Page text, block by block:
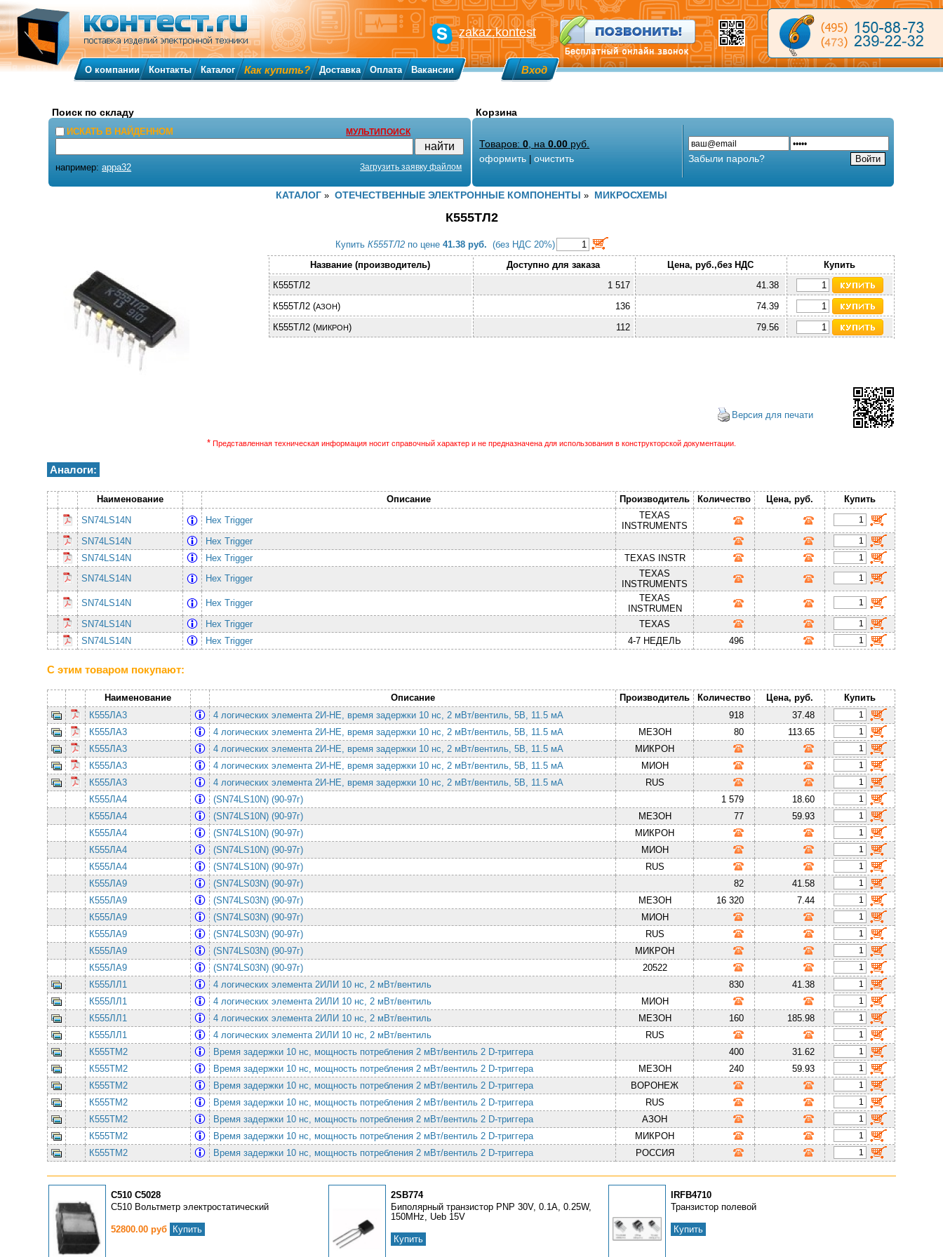
К555ТЛ2
Купить К555ТЛ2по цене 41.38 руб. (без НДС 20%)
Название (производитель)
Доступно для заказа Цена, руб.,без НДС
Купить
К555ТЛ2
1 517
41.38
К555ТЛ2 (АЗОН) 136
74.39
К555ТЛ2 (МИКРОН) 112 79.56
Версия для печати
* Представленная техническая информация носит справочный характер и не предназначена для использования в конструкторской документации.
КАТАЛОГ» ОТЕЧЕСТВЕННЫЕ ЭЛЕКТРОННЫЕ КОМПОНЕНТЫ » МИКРОСХЕМЫ
Аналоги:
Наименование Описание Производитель Количество Цена, руб.
Купить
SN74LS14N
Hex Trigger
TEXAS
INSTRUMENTS
SN74LS14N
Hex Trigger
SN74LS14N
Hex Trigger
TEXAS INSTR
SN74LS14N
Hex Trigger
TEXAS
INSTRUMENTS
SN74LS14N
Hex Trigger
TEXAS
INSTRUMEN
SN74LS14N
Hex Trigger
TEXAS
SN74LS14N
Hex Trigger 4-7 НЕДЕЛЬ 496
С этим товаром покупают:
Наименование Описание Производитель Количество Цена, руб.
Купить
К555ЛА3
4 логических элемента 2И-НЕ, время задержки 10 нс, 2 мВт/вентиль, 5В, 11.5 мА 918
37.48
К555ЛА3
4 логических элемента 2И-НЕ, время задержки 10 нс, 2 мВт/вентиль, 5В, 11.5 мА МЕЗОН 80
113.65
К555ЛА3
4 логических элемента 2И-НЕ, время задержки 10 нс, 2 мВт/вентиль, 5В, 11.5 мА
МИКРОН
К555ЛА3
4 логических элемента 2И-НЕ, время задержки 10 нс, 2 мВт/вентиль, 5В, 11.5 мА
МИОН
К555ЛА3
4 логических элемента 2И-НЕ, время задержки 10 нс, 2 мВт/вентиль, 5В, 11.5 мА
RUS
К555ЛА4
(SN74LS10N) (90-97г) 1 579
18.60
К555ЛА4
(SN74LS10N) (90-97г) МЕЗОН 77
59.93
К555ЛА4
(SN74LS10N) (90-97г)
МИКРОН
К555ЛА4
(SN74LS10N) (90-97г)
МИОН
К555ЛА4
(SN74LS10N) (90-97г)
RUS
К555ЛА9
(SN74LS03N) (90-97г) 82
41.58
К555ЛА9
(SN74LS03N) (90-97г) МЕЗОН 16 320
7.44
К555ЛА9
(SN74LS03N) (90-97г)
МИОН
К555ЛА9
(SN74LS03N) (90-97г)
RUS
К555ЛА9
(SN74LS03N) (90-97г)
МИКРОН
К555ЛА9
(SN74LS03N) (90-97г)
20522
К555ЛЛ1
4 логических элемента 2ИЛИ 10 нс, 2 мВт/вентиль 830
41.38
К555ЛЛ1
4 логических элемента 2ИЛИ 10 нс, 2 мВт/вентиль
МИОН
К555ЛЛ1
4 логических элемента 2ИЛИ 10 нс, 2 мВт/вентиль МЕЗОН 160
185.98
К555ЛЛ1
4 логических элемента 2ИЛИ 10 нс, 2 мВт/вентиль
RUS
К555ТМ2
Время задержки 10 нс, мощность потребления 2 мВт/вентиль 2 D-триггера 400
31.62
К555ТМ2
Время задержки 10 нс, мощность потребления 2 мВт/вентиль 2 D-триггера МЕЗОН 240
59.93
К555ТМ2
Время задержки 10 нс, мощность потребления 2 мВт/вентиль 2 D-триггера
ВОРОНЕЖ
К555ТМ2
Время задержки 10 нс, мощность потребления 2 мВт/вентиль 2 D-триггера
RUS
К555ТМ2
Время задержки 10 нс, мощность потребления 2 мВт/вентиль 2 D-триггера
АЗОН
К555ТМ2
Время задержки 10 нс, мощность потребления 2 мВт/вентиль 2 D-триггера
МИКРОН
К555ТМ2
Время задержки 10 нс, мощность потребления 2 мВт/вентиль 2 D-триггера РОССИЯ
С510 С5028
С510 Вольтметр электростатический
52800.00 руб Купить
2SB774
Биполярный транзистор PNP 30V, 0.1A, 0.25W,
150MHz, Ueb 15V
Купить
IRFB4710
Транзистор полевой
Купить
zakaz.kontest
О компании Контакты Каталог Как купить? Доставка Оплата Вакансии Вход
Поиск по складу
ИСКАТЬ В НАЙДЕННОМ МУЛЬТИПОИСК
например:appa32 Загрузить заявку файлом
Корзина
Товаров:0 , на0.00 руб.
оформить |очистить Забыли пароль?